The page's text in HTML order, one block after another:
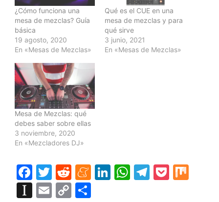
¿Cómo funciona una
mesa de mezclas? Guía
básica
19 agosto, 2020
En «Mesas de Mezclas»
Qué es el CUE en una
mesa de mezclas y para
qué sirve
3 junio, 2021
En «Mesas de Mezclas»
Mesa de Mezclas: qué
debes saber sobre ellas
3 noviembre, 2020
En «Mezcladores DJ»
F
a
T
w
R
e
M Li W T
P
In E
C